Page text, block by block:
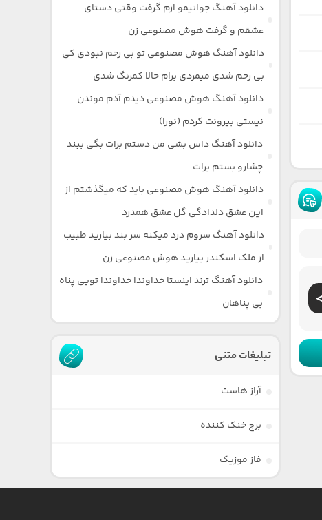
دانلود آهنگ جوانیمو ازم گرفت وقتی دستای
عشقم و گرفت هوش مصنوعی زن
دانلود آهنگ هوش مصنوعی تو بی رحم نبودی کی
بی رحم شدی میمردی برام حالا کمرنگ شدی
دانلود آهنگ هوش مصنوعی دیدم آدم موندن
نیستی بیرونت کردم (نورا)
دانلود آهنگ داس بشی من دستم برات بگی ببند
چشارو بستم برات
دانلود آهنگ هوش مصنوعی باید که میگذشتم از
این عشق دلدادگی گل عشق همدرد
دانلود آهنگ سروم درد میکنه سر بند بیارید طبیب
از ملک اسکندر بیارید هوش مصنوعی زن
دانلود آهنگ ترند اینستا خداوندا خداوندا تویی پناه
بی پناهان
تبلیغات متنی
آراز هاست
برج خنک کننده
فاز موزیک